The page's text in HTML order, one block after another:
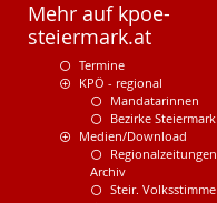
Mehr auf kpoe-
steiermark.at
Termine
KPÖ - regional
Mandatarinnen
Bezirke Steiermark
Medien/Download
Regionalzeitungen
Archiv
Steir. Volksstimme